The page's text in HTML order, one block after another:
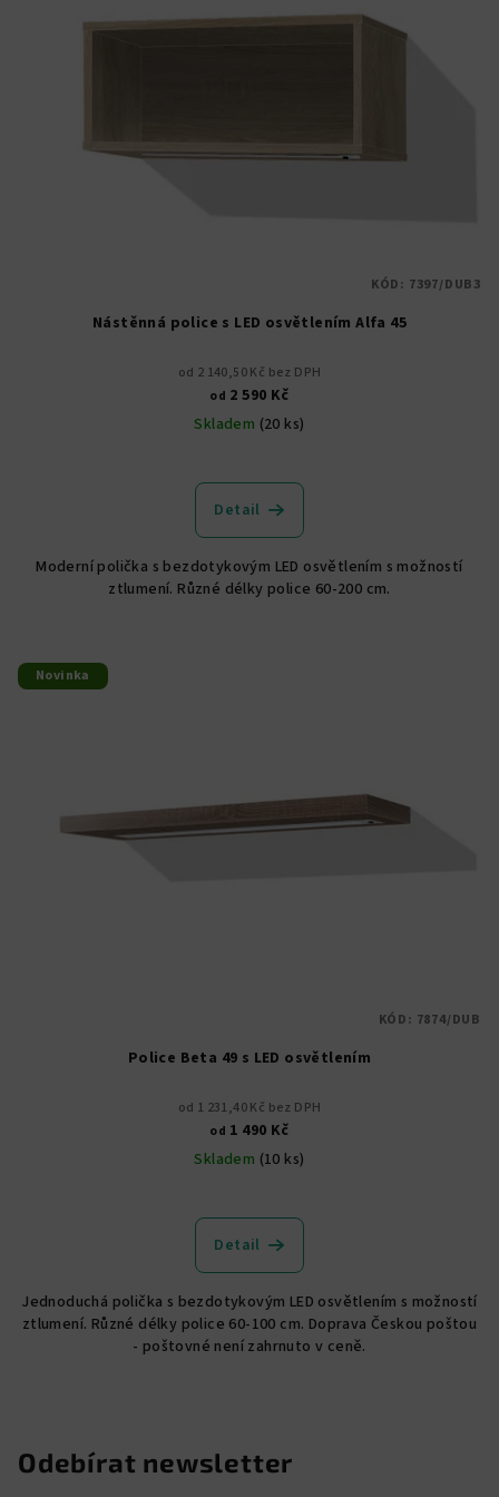
Nástěnná police s LED osvětlením Alfa 45
od 2 140,50 Kč bez DPH
od 2 590 Kč
Skladem (20 ks)
Detail
Moderní polička s bezdotykovým LED osvětlením s možností
ztlumení. Různé délky police 60-200 cm.
KÓD: 7397/DUB3
Novinka
Police Beta 49 s LED osvětlením
od 1 231,40 Kč bez DPH
od 1 490 Kč
Skladem (10 ks)
hodnocení
produktu
z
5
hvězdiček.
Detail
Jednoduchá polička s bezdotykovým LED osvětlením s možností
ztlumení. Různé délky police 60-100 cm. Doprava Českou poštou
- poštovné není zahrnuto v ceně.
KÓD: 7874/DUB
Odebírat newsletter